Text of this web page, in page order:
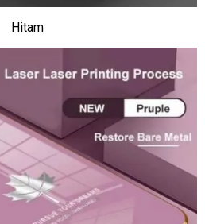
Hitam